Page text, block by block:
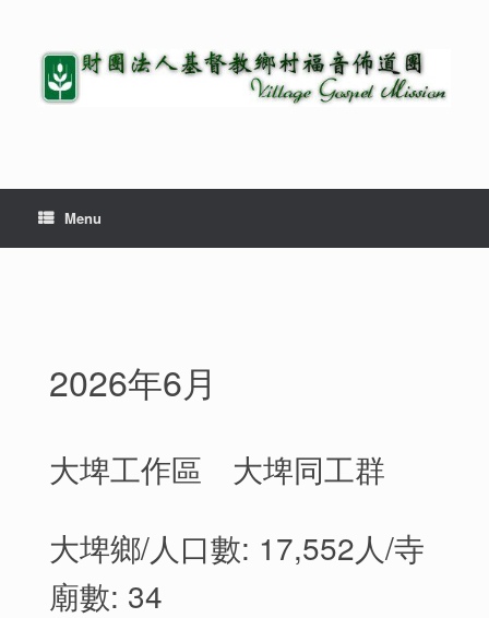
Menu
2026年6月
大埤工作區 大埤同工群
大埤鄉/人口數: 17,552人/寺
廟數: 34